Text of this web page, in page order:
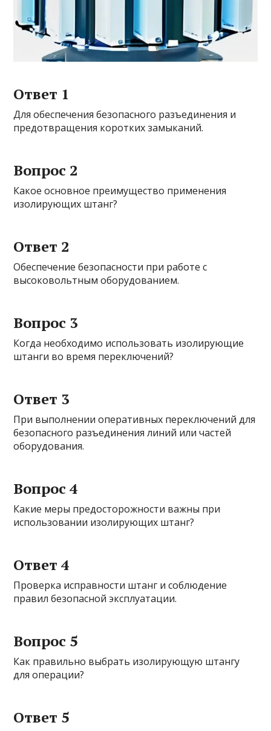
Ответ 1
Для обеспечения безопасного разъединения и
предотвращения коротких замыканий.
Вопрос 2
Какое основное преимущество применения
изолирующих штанг?
Ответ 2
Обеспечение безопасности при работе с
высоковольтным оборудованием.
Вопрос 3
Когда необходимо использовать изолирующие
штанги во время переключений?
Ответ 3
При выполнении оперативных переключений для
безопасного разъединения линий или частей
оборудования.
Вопрос 4
Какие меры предосторожности важны при
использовании изолирующих штанг?
Ответ 4
Проверка исправности штанг и соблюдение
правил безопасной эксплуатации.
Вопрос 5
Как правильно выбрать изолирующую штангу
для операции?
Ответ 5